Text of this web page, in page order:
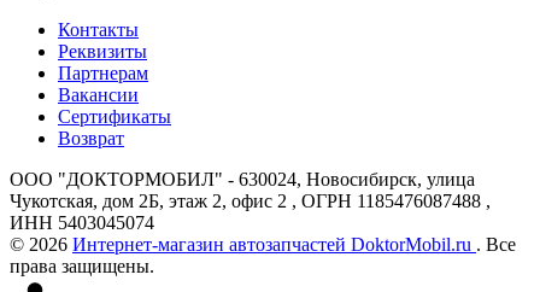
Контакты
Реквизиты
Партнерам
Вакансии
Сертификаты
Возврат
ООО "ДОКТОРМОБИЛ" - 630024, Новосибирск, улица
Чукотская, дом 2Б, этаж 2, офис 2 , ОГРН 1185476087488 ,
ИНН 5403045074
© 2026 Интернет-магазин автозапчастей DoktorMobil.ru . Все
права защищены.